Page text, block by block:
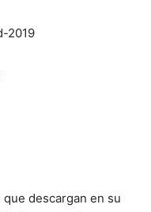
2019
descargan en su